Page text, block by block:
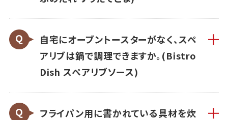
自宅にオーブントースターがなく、スペ
アリブは鍋で調理できますか。(Bistro
Dish スペアリブソース)
フライパン用に書かれている具材を炊